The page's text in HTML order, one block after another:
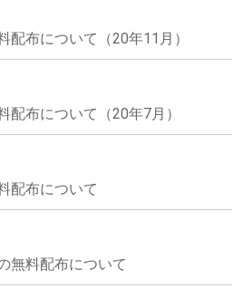
配布について（20年11月）
配布について（20年7月）
配布について
無料配布について